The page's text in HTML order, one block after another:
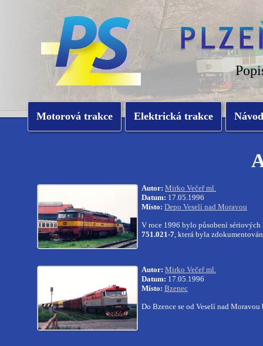
Motorová trakce Elektrická trakce
Autor: Mirko Večeř ml.
Datum: 17.05.1996
Místo: Depo Veselí nad Moravou
V roce 1996 bylo působení
751.021-7, která byla
Autor: Mirko Večeř ml.
Datum: 17.05.1996
Místo: Bzenec
Do Bzence se od Veselí nad